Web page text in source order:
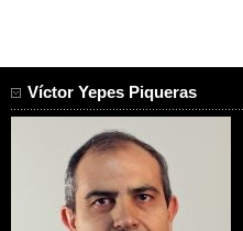
Víctor Yepes Piqueras